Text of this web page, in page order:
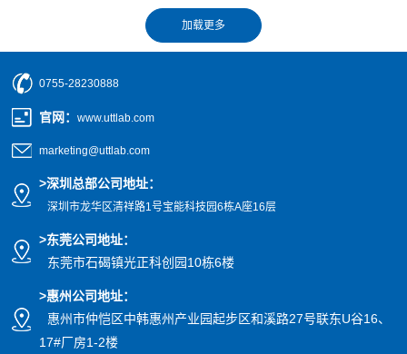
0755-28230888
官网 ：www.uttlab.com
marketing@uttlab.com
>深圳总部公司地址：
深圳市龙华区清祥路1号宝能科技园6栋A座16层
>东莞公司地址：
东莞市石碣镇光正科创园10栋6楼
>惠州公司地址：
惠州市仲恺区中韩惠州产业园起步区和溪路27号联东U谷16、
17#厂房1-2楼